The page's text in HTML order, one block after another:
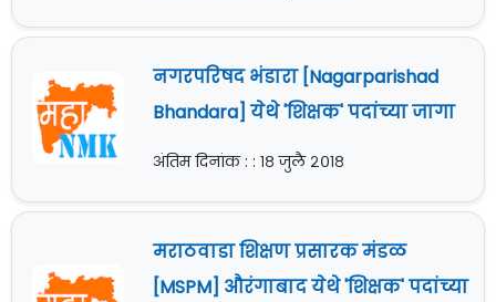
नगरपरिषद भंडारा [Nagarparishad
Bhandara] येथे 'शिक्षक' पदांच्या जागा
अंतिम दिनांक : : १८ जुलै २०१८
मराठवाडा शिक्षण प्रसारक मंडळ
[MSPM] औरंगाबाद येथे 'शिक्षक' पदांच्या